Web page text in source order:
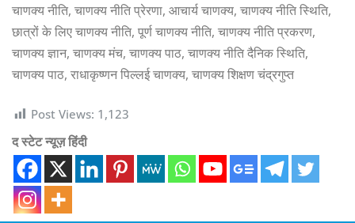
चाणक्य नीति, चाणक्य नीति प्रेरणा, आचार्य चाणक्य, चाणक्य नीति स्थिति,
छात्रों के लिए चाणक्य नीति, पूर्ण चाणक्य नीति, चाणक्य नीति प्रकरण,
चाणक्य ज्ञान, चाणक्य मंच, चाणक्य पाठ, चाणक्य नीति दैनिक स्थिति,
चाणक्य पाठ, राधाकृष्णन पिल्लई चाणक्य, चाणक्य शिक्षण चंद्रगुप्त
Post Views: 1,123
द स्टेट न्यूज़ हिंदी